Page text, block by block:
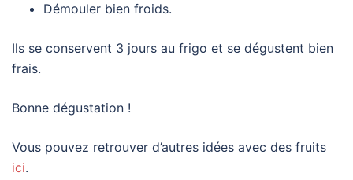
Démouler bien froids.
Ils se conservent 3 jours au frigo et se dégustent bien
frais.
Bonne dégustation !
Vous pouvez retrouver d’autres idées avec des fruits
ici.